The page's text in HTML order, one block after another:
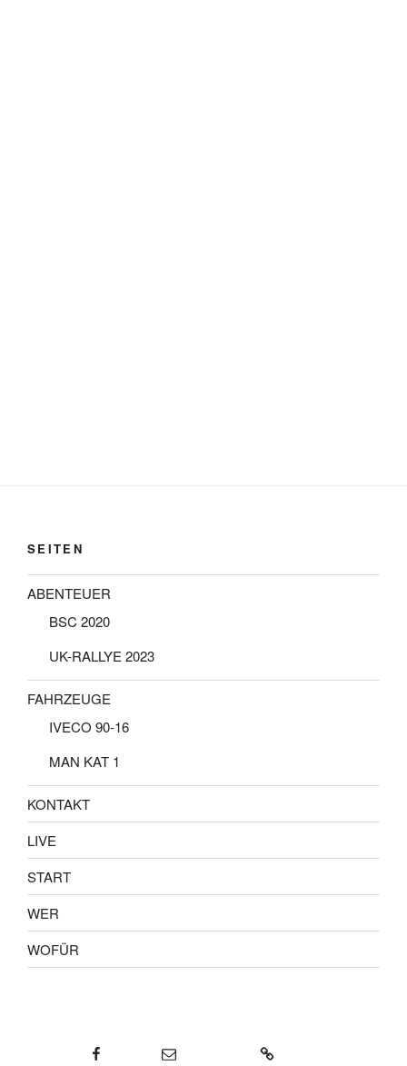
SEITEN
ABENTEUER
BSC 2020
UK-RALLYE 2023
FAHRZEUGE
IVECO 90-16
MAN KAT 1
KONTAKT
LIVE
START
WER
WOFÜR
E-Mail KONTAKT